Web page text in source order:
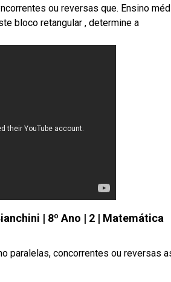
ou reversas que. Ensino
bloco retangular , determine a
| 8º Ano | 2 | Matemática
paralelas, concorrentes ou reversas